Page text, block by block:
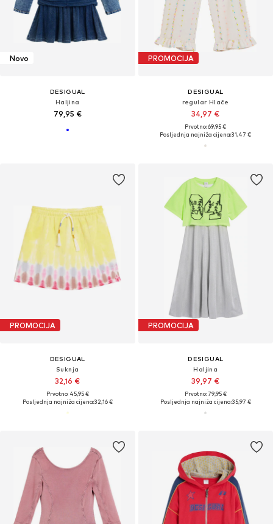
Novo
DESIGUAL
Haljina
79,95 €
PROMOCIJA
DESIGUAL
regular Hlače
34,97 €
Prvotno: 69,95 €
Posljednja najniža cijena:31,47 €
PROMOCIJA
DESIGUAL
Suknja
32,16 €
Prvotno: 45,95 €
Posljednja najniža cijena:32,16 €
PROMOCIJA
DESIGUAL
Haljina
39,97 €
Prvotno: 79,95 €
Posljednja najniža cijena:35,97 €